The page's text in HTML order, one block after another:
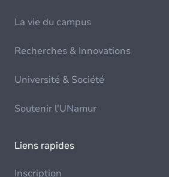
La vie du campus
Recherches & Innovations
Université & Société
Soutenir l'UNamur
Liens rapides
Inscription